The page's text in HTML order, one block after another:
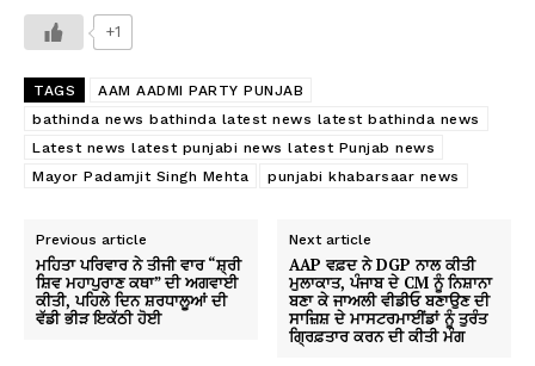
+1
TAGS
AAM AADMI PARTY PUNJAB
bathinda news bathinda latest news latest bathinda news
Latest news latest punjabi news latest Punjab news
Mayor Padamjit Singh Mehta
punjabi khabarsaar news
Previous article
ਮਹਿਤਾ ਪਰਿਵਾਰ ਨੇ ਤੀਜੀ ਵਾਰ “ਸ਼੍ਰੀ
ਸ਼ਿਵ ਮਹਾਪੁਰਾਣ ਕਥਾ” ਦੀ ਅਗਵਾਈ
ਕੀਤੀ, ਪਹਿਲੇ ਦਿਨ ਸ਼ਰਧਾਲੂਆਂ ਦੀ
ਵੱਡੀ ਭੀੜ ਇਕੱਠੀ ਹੋਈ
Next article
AAP ਵਫ਼ਦ ਨੇ DGP ਨਾਲ ਕੀਤੀ
ਮੁਲਾਕਾਤ, ਪੰਜਾਬ ਦੇ CM ਨੂੰ ਨਿਸ਼ਾਨਾ
ਬਣਾ ਕੇ ਜਾਅਲੀ ਵੀਡੀਓ ਬਣਾਉਣ ਦੀ
ਸਾਜ਼ਿਸ਼ ਦੇ ਮਾਸਟਰਮਾਈਂਡਾਂ ਨੂੰ ਤੁਰੰਤ
ਗ੍ਰਿਫ਼ਤਾਰ ਕਰਨ ਦੀ ਕੀਤੀ ਮੰਗ